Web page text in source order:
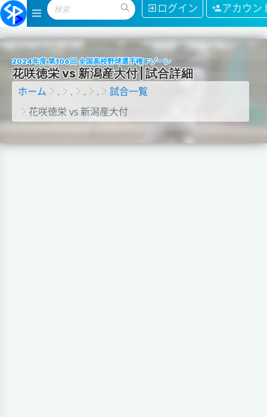
ログイン アカウン
2024年度 第106回 全国高校野球選手権 Fゾーン
花咲徳栄vs新潟産大付 試合詳細
ホーム 試合一覧
花咲徳栄 vs 新潟産大付